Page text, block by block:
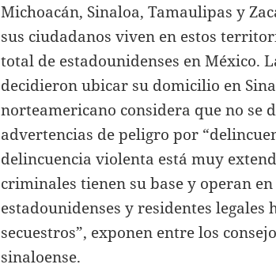
Michoacán, Sinaloa, Tamaulipas y
sus ciudadanos viven en estos
total de estadounidenses en México.
decidieron ubicar su domicilio en
norteamericano considera que no se
advertencias de peligro por
delincuencia violenta está muy
criminales tienen su base y operan
estadounidenses y residentes legales
secuestros”, exponen entre los
sinaloense.